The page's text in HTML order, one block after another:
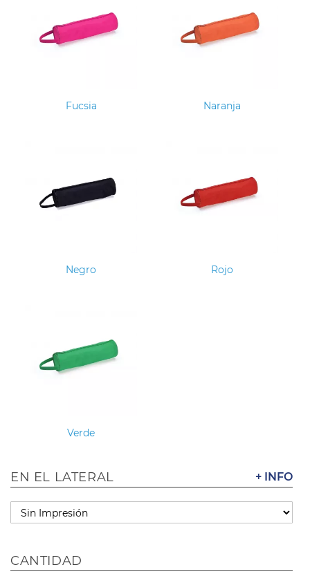
Fucsia Naranja
Negro Rojo
Verde
+ INFO
EN EL LATERAL
CANTIDAD